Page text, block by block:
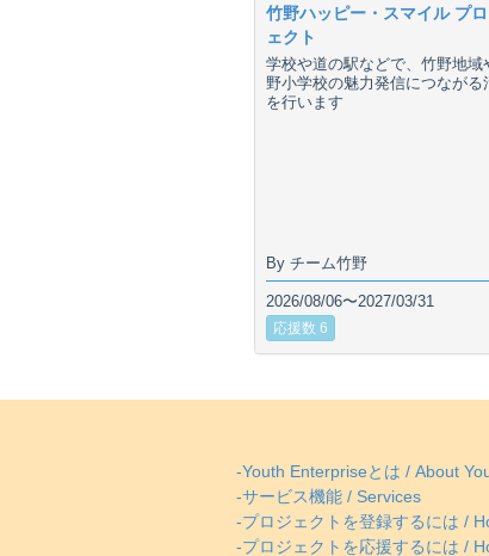
竹野ハッピー・スマイル プ
ェクト
学校や道の駅などで、竹野地域
野小学校の魅力発信につながる
を行います
By チーム竹野
2026/08/06〜2027/03/31
応援数 6
-Youth Enterpriseとは / About
-サービス機能 / Services
-プロジェクトを登録するには /
-プロジェクトを応援するには /